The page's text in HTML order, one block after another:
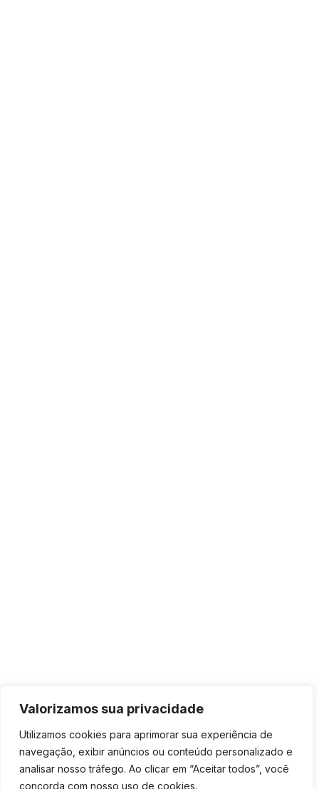
Valorizamos sua privacidade
Utilizamos cookies para aprimorar sua experiência de
navegação, exibir anúncios ou conteúdo personalizado e
analisar nosso tráfego. Ao clicar em “Aceitar todos”, você
concorda com nosso uso de cookies.